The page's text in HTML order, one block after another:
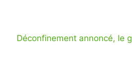
Déconfinement annoncé, le